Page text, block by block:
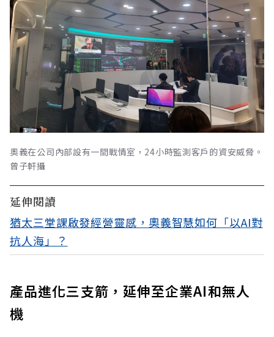
奧義在公司內部設有一間戰情室，24小時監測客戶的資安威脅。
曾子軒攝
延伸閱讀
猶太三堂課啟發經營靈感，奧義智慧如何「以AI對
抗人海」？
產品進化三支箭，延伸至企業AI和無人
機